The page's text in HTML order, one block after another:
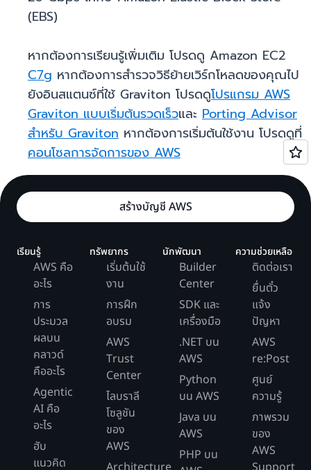
(EBS)
หากต้องการเรียนรู้เพิ่มเติม โปรดดู Amazon EC2
C7g หากต้องการสำรวจวิธีย้ายเวิร์กโหลดของคุณไป
ยังอินสแตนซ์ที่ใช้ Graviton โปรดดูโปรแกรม AWS
Graviton แบบเริ่มต้นรวดเร็วและ Porting Advisor
สำหรับ Graviton หากต้องการเริ่มต้นใช้งาน โปรดดูที่
คอนโซลการจัดการของ AWS
สร้างบัญชี AWS
เรียนรู้
AWS คือ
อะไร
การ
ประมวล
ผลบน
คลาวด์
คืออะไร
Agentic
AI คือ
อะไร
ฮับ
แนวคิด
ทรัพยากร
เริ่มต้นใช้
งาน
การฝึก
อบรม
AWS
Trust
Center
ไลบราลี
โซลูชัน
ของ
AWS
นักพัฒนา
Builder
Center
SDK และ
เครื่องมือ
.NET บน
AWS
Python
บน AWS
Java บน
AWS
PHP บน
ความช่วยเหลือ
ติดต่อเรา
ยื่นตั๋ว
แจ้ง
ปัญหา
AWS
re:Post
ศูนย์
ความรู้
ภาพรวม
ของ
AWS